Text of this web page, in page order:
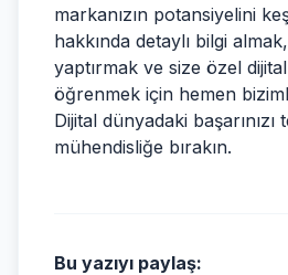
markanızın potansiyelini
hakkında detaylı bilgi
yaptırmak ve size özel
öğrenmek için hemen
Dijital dünyadaki
mühendisliğe bırakın.
Bu yazıyı paylaş: